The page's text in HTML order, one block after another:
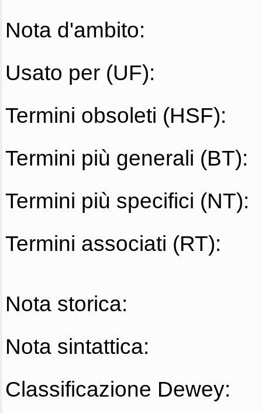
Nota d'ambito:
Usato per (UF):
Termini obsoleti (HSF):
Termini più generali (BT):
Termini più specifici (NT):
Termini associati (RT):
Nota storica:
Nota sintattica:
Classificazione Dewey: